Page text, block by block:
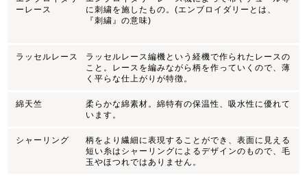
ーレース
に刺繍を施したもの。(エンブロイダリーとは、
『刺繍』の意味)
ラッセルレース
ラッセルレース編機という経機で作られたレースの
こと。レースを編みながら柄を作っていくので、薄
く平らな仕上がりが特徴。
綿天竺
柔らかな綿素材。綿特有の保温性、吸水性に優れて
います。
シャーリング
柄をより繊細に表現することができ、表面に見える
短い糸はシャーリングによるデザインのもので、毛
玉やほつれではありません。